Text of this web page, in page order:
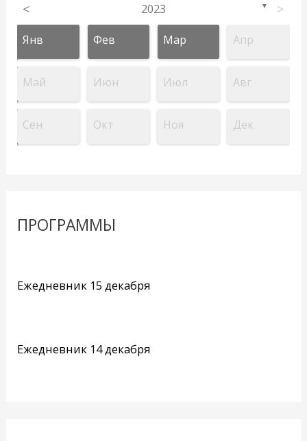
< 2023 ▼ >
Янв Фев Мар Апр
Май Июн Июл Авг
Сен Окт Ноя Дек
ПРОГРАММЫ
Ежедневник 15 декабря
Ежедневник 14 декабря